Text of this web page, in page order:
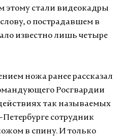
этому стали видеокадры
о пострадавшем в
известно лишь четыре
ножа ранее рассказал
Росгвардии
так называемых
сотрудник
в спину. И только